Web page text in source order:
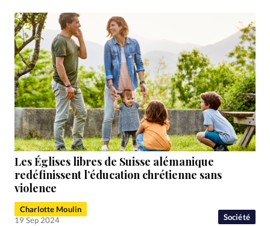
Société
Monde
Bible
Toute l'actualité
Se connecter
Devise:CHF
RUBRIQUES
Toute l'actualité
Eglises
Histoire
Mission
Monde
Religions
Société
Les Églises libres de Suisse alémanique
redéfinissent l’éducation chrétienne sans
violence
Charlotte Moulin
19 Sep 2024